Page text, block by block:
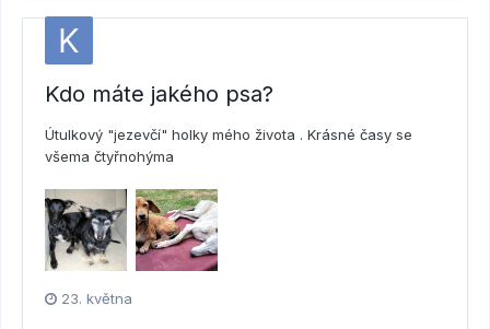
Kdo máte jakého psa?
Útulkový "jezevčí" holky mého života . Krásné časy se
všema čtyřnohýma
23. května